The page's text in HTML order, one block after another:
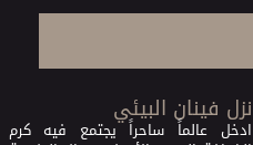
نزل فينان البيئي
ادخل عالماً ساحراً يجتمع فيه كرم